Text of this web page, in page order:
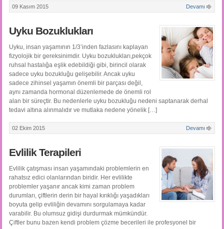
09 Kasım 2015 Devamı
Uyku Bozuklukları
Uyku, insan yaşamının 1/3’inden fazlasını kaplayan
fizyolojik bir gereksinimdir. Uyku bozuklukları,pekçok
ruhsal hastalığa eşlik edebildiği gibi, birincil olarak
sadece uyku bozukluğu gelişebilir. Ancak uyku
sadece zihinsel yaşamın önemli bir parçası değil,
aynı zamanda hormonal düzenlemede de önemli rol
alan bir süreçtir. Bu nedenlerle uyku bozukluğu nedeni saptanarak derhal
tedavi altına alınmalıdır ve mutlaka nedene yönelik […]
02 Ekim 2015 Devamı
Evlilik Terapileri
Evlilik çatışması insan yaşamındaki problemlerin en
rahatsız edici olanlarından biridir. Her evlilikte
problemler yaşanır ancak kimi zaman problem
durumları, çiftlerin derin bir hayal kırıklığı yaşadıkları
boyuta gelip evliliğin devamını sorgulamaya kadar
varabilir. Bu olumsuz gidişi durdurmak mümkündür.
Çiftler bunu bazen kendi problem çözme becerileri ile profesyonel bir